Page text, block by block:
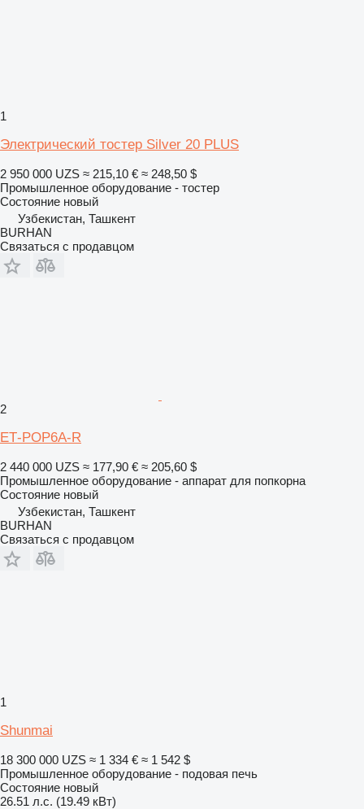
1
Электрический тостер Silver 20 PLUS
2 950 000 UZS ≈ 215,10 € ≈ 248,50 $
Промышленное оборудование - тостер
Состояние новый
Узбекистан, Ташкент
BURHAN
Связаться с продавцом
2
ЕТ-РОР6A-R
2 440 000 UZS ≈ 177,90 € ≈ 205,60 $
Промышленное оборудование - аппарат для попкорна
Состояние новый
Узбекистан, Ташкент
BURHAN
Связаться с продавцом
1
Shunmai
18 300 000 UZS ≈ 1 334 € ≈ 1 542 $
Промышленное оборудование - подовая печь
Состояние новый
26.51 л.с. (19.49 кВт)